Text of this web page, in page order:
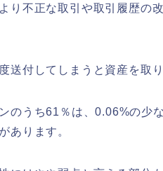
り不正な取引や取引履歴の
送付してしまうと資産を取り
のうち61％は、0.06%の少
あります。